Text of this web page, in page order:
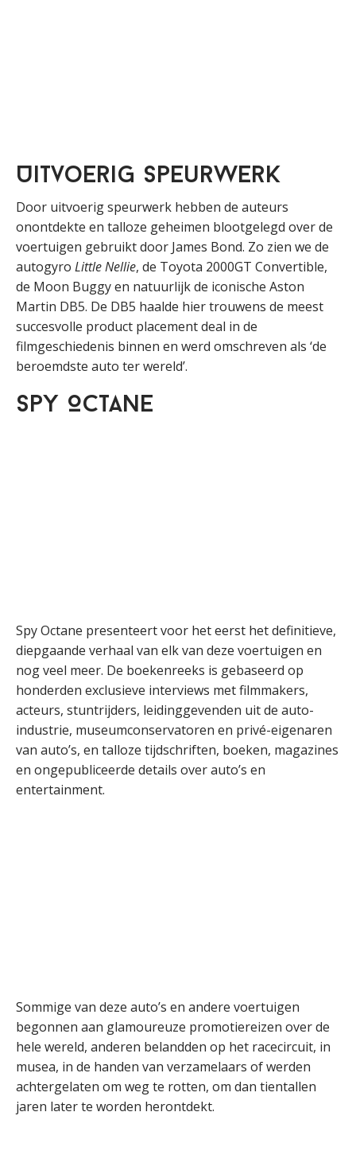
Uitvoerig speurwerk
Door uitvoerig speurwerk hebben de auteurs
onontdekte en talloze geheimen blootgelegd over de
voertuigen gebruikt door James Bond. Zo zien we de
autogyro Little Nellie, de Toyota 2000GT Convertible,
de Moon Buggy en natuurlijk de iconische Aston
Martin DB5. De DB5 haalde hier trouwens de meest
succesvolle product placement deal in de
filmgeschiedenis binnen en werd omschreven als ‘de
beroemdste auto ter wereld’.
Spy Octane
Spy Octane presenteert voor het eerst het definitieve,
diepgaande verhaal van elk van deze voertuigen en
nog veel meer. De boekenreeks is gebaseerd op
honderden exclusieve interviews met filmmakers,
acteurs, stuntrijders, leidinggevenden uit de auto-
industrie, museumconservatoren en privé-eigenaren
van auto’s, en talloze tijdschriften, boeken, magazines
en ongepubliceerde details over auto’s en
entertainment.
Sommige van deze auto’s en andere voertuigen
begonnen aan glamoureuze promotiereizen over de
hele wereld, anderen belandden op het racecircuit, in
musea, in de handen van verzamelaars of werden
achtergelaten om weg te rotten, om dan tientallen
jaren later te worden herontdekt.